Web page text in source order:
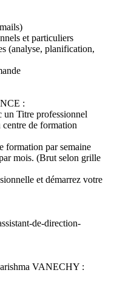
et particuliers
(analyse, planification,
:
un Titre professionnel
de formation
formation par semaine
mois. (Brut selon grille
et démarrez votre
de-direction-
VANECHY :